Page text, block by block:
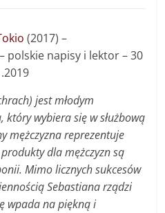
(2017) –
polskie napisy i lektor – 30
jest młodym
wybiera się w służbową
mężczyzna reprezentuje
dla mężczyzn są
Mimo licznych sukcesów
Sebastiana rządzi
wpada na piękną i